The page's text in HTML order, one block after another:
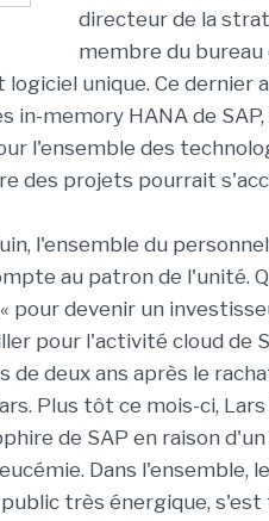
directeur de la
membre du
unique. Ce dernier
in-memory HANA de
l'ensemble des
des projets pourrait
l'ensemble du
au patron de l'unité.
pour devenir un
pour l'activité cloud de
de deux ans après le
Plus tôt ce mois-ci,
de SAP en raison
Dans l'ensemble,
très énergique,